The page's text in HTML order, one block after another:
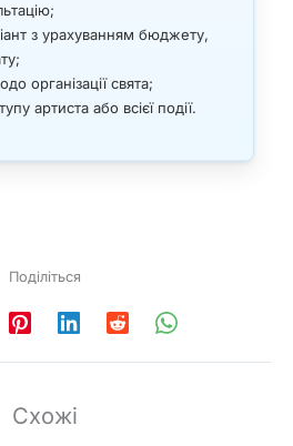
з урахуванням бюджету,
організації свята;
артиста або всієї події.
Поділіться
Схожі